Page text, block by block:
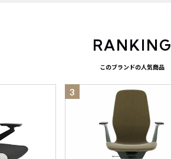
RANKING
このブランドの人気商品
3